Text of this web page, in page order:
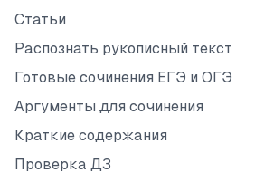
Статьи
Распознать рукописный текст
Готовые сочинения ЕГЭ и ОГЭ
Аргументы для сочинения
Краткие содержания
Проверка ДЗ